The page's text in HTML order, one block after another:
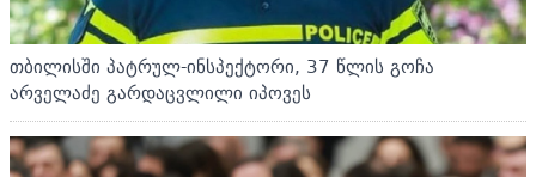
თბილისში პატრულ-ინსპექტორი, 37 წლის გოჩა
არველაძე გარდაცვლილი იპოვეს